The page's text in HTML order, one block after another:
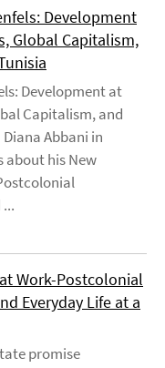
Development
Global Capitalism,
Development at
Capitalism, and
Abbani in
about his New
Work-Postcolonial
Everyday Life at a
promise